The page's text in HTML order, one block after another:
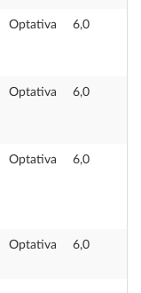
Optativa 6,0
Optativa 6,0
Optativa 6,0
Optativa 6,0